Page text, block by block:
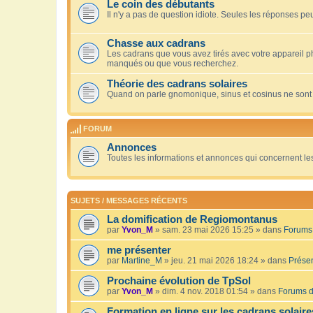
Le coin des débutants
Il n'y a pas de question idiote. Seules les réponses
Chasse aux cadrans
Les cadrans que vous avez tirés avec votre appareil
manqués ou que vous recherchez.
Théorie des cadrans solaires
Quand on parle gnomonique, sinus et cosinus ne
FORUM
Annonces
Toutes les informations et annonces qui concernent
SUJETS / MESSAGES RÉCENTS
La domification de Regiomontanus
par Yvon_M » sam. 23 mai 2026 15:25 » dans
me présenter
par Martine_M » jeu. 21 mai 2026 18:24 » dans
Prochaine évolution de TpSol
par Yvon_M » dim. 4 nov. 2018 01:54 » dans Forums